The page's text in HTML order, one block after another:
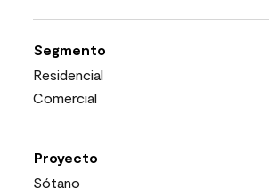
Segmento
Residencial
Comercial
Proyecto
Sótano